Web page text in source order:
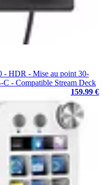
- HDR - Mise au point 30-
C - Compatible Stream Deck
159.99 €